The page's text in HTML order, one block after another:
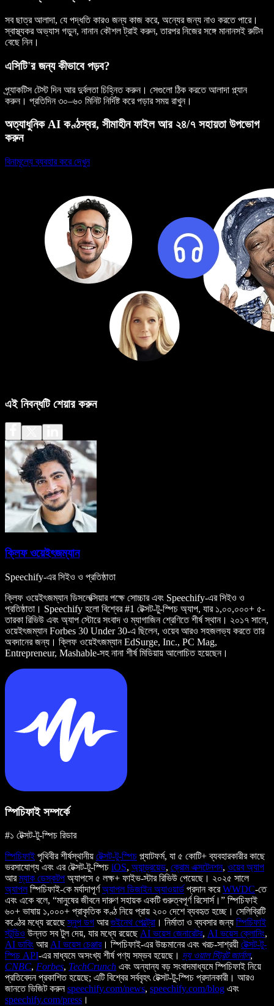
সব ছাত্র আলাদা, যে পদ্ধতি কারও জন্য কাজ করে, অন্যের জন্য নাও করতে পারে।
স্বাস্থ্যকর অভ্যাস গড়ুন, নানান কৌশল ট্রাই করুন, তারপর নিজের সঙ্গে মানানসই রুটিন
বেছে নিন।
এসিটি'র জন্য কীভাবে পড়ব?
প্র্যাকটিস টেস্ট দিন আর দুর্বলতা চিহ্নিত করুন। সেগুলো ঠিক করতে আলাদা প্ল্যান
করুন। প্রতিদিন ৩০–৬০ মিনিট নির্দিষ্ট করে পড়ার সময় রাখুন।
অত্যাধুনিক AI কণ্ঠস্বর, সীমাহীন ফাইল আর ২৪/৭ সহায়তা উপভোগ
করুন
বিনামূল্যে ব্যবহার করে দেখুন
এই নিবন্ধটি শেয়ার করুন
ক্লিফ ওয়েইৎজম্যান
Speechify-এর সিইও ও প্রতিষ্ঠাতা
ক্লিফ ওয়েইৎজম্যান ডিসলেক্সিয়ার পক্ষে সোচ্চার এবং Speechify-এর সিইও ও
প্রতিষ্ঠাতা। Speechify হলো বিশ্বের #1 টেক্সট-টু-স্পিচ অ্যাপ, যার ১,০০,০০০+ ৫-
তারকা রিভিউ এবং অ্যাপ স্টোরে সংবাদ ও ম্যাগাজিন শ্রেণিতে শীর্ষ স্থান। ২০১৭ সালে,
ওয়েইৎজম্যান Forbes 30 Under 30-এ ছিলেন, ওয়েব আরও সহজলভ্য করতে তার
অবদানের জন্য। ক্লিফ ওয়েইৎজম্যান EdSurge, Inc., PC Mag,
Entrepreneur, Mashable-সহ নানা শীর্ষ মিডিয়ায় আলোচিত হয়েছেন।
স্পিচিফাই সম্পর্কে
#১ টেক্সট-টু-স্পিচ রিডার
স্পিচিফাই পৃথিবীর শীর্ষস্থানীয় টেক্সট-টু-স্পিচ প্ল্যাটফর্ম, যা ৫ কোটি+ ব্যবহারকারীর কাছে
ভরসাযোগ্য এবং এর টেক্সট-টু-স্পিচ iOS, অ্যান্ড্রয়েড, ক্রোম এক্সটেনশন, ওয়েব অ্যাপ
আরম্যাক ডেস্কটপ অ্যাপসে ৫ লক্ষ+ ফাইভ-স্টার রিভিউ পেয়েছে। ২০২৫ সালে
অ্যাপলস্পিচিফাই-কে মর্যাদাপূর্ণঅ্যাপল ডিজাইন অ্যাওয়ার্ড প্রদান করেWWDC-তে
এবং একে বলে, “মানুষের জীবনে দারুণ সহায়ক একটি গুরুত্বপূর্ণ রিসোর্স।” স্পিচিফাই
৬০+ ভাষায় ১,০০০+ প্রাকৃতিক কণ্ঠ নিয়ে প্রায় ২০০ দেশে ব্যবহৃত হচ্ছে। সেলিব্রিটি
কণ্ঠের মধ্যে রয়েছেস্নুপ ডগ আরগুইনেথ পেল্ট্রো । নির্মাতা ও ব্যবসার জন্য স্পিচিফাই
স্টুডিও উন্নত সব টুল দেয়, যার মধ্যে রয়েছে AI ভয়েস জেনারেটর, AI ভয়েস ক্লোনিং,
AI ডাবিং আর AI ভয়েস চেঞ্জার। স্পিচিফাই-এর উচ্চমানের এবং খরচ-সাশ্রয়ী টেক্সট-টু-
স্পিচ API-এর মাধ্যমে অসংখ্য শীর্ষ পণ্য সম্ভব হয়েছে। দ্য ওয়াল স্ট্রিট জার্নাল,
CNBC, Forbes, TechCrunch এবং অন্যান্য বড় সংবাদমাধ্যমে স্পিচিফাই নিয়ে
প্রতিবেদন প্রকাশিত হয়েছে; এটি বিশ্বের সর্ববৃহৎ টেক্সট-টু-স্পিচ প্রদানকারী। আরও
জানতে ভিজিট করুনspeechify.com/news, speechify.com/blog এবং
speechify.com/press ।